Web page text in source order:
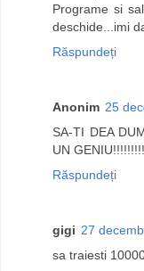
Programe si
deschide...imi
Răspundeți
Anonim 25
SA-TI DEA
UN
Răspundeți
gigi 27
sa traiesti